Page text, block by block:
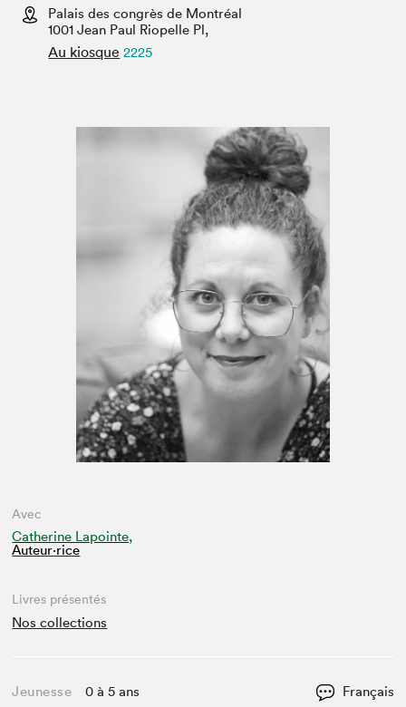
Espace médias
Palais des congrès de Montréal
1001 Jean Paul Riopelle Pl,
Au kiosque 2225
Avec
Catherine Lapointe,
Auteur·rice
Livres présentés
Nos collections
Jeunesse 0 à 5 ans Français